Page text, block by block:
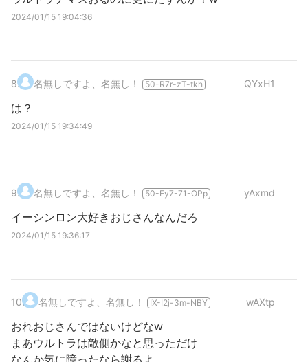
2024/01/15 19:04:36
8. 名無しですよ、名無し！ 50-R7r-zT-tkh QYxH1
は？
2024/01/15 19:34:49
9. 名無しですよ、名無し！ 50-Ey7-71-OPp yAxmd
イーシンロン大好きおじさんなんだろ
2024/01/15 19:36:17
10. 名無しですよ、名無し！ IX-I2j-3m-NBY wAXtp
おれおじさんではないけどなw
まあウルトラは敵側かなと思っただけ